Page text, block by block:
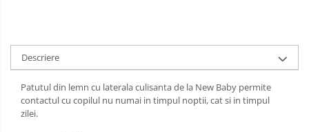
Descriere
Patutul din lemn cu laterala culisanta de la New Baby permite
contactul cu copilul nu numai in timpul noptii, cat si in timpul
zilei.